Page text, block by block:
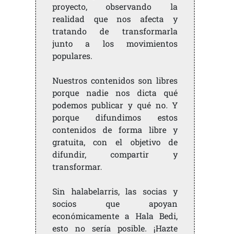
proyecto, observando la
realidad que nos afecta y
tratando de transformarla
junto a los movimientos
populares.
Nuestros contenidos son libres
porque nadie nos dicta qué
podemos publicar y qué no. Y
porque difundimos estos
contenidos de forma libre y
gratuita, con el objetivo de
difundir, compartir y
transformar.
Sin halabelarris, las socias y
socios que apoyan
económicamente a Hala Bedi,
esto no sería posible. ¡Hazte